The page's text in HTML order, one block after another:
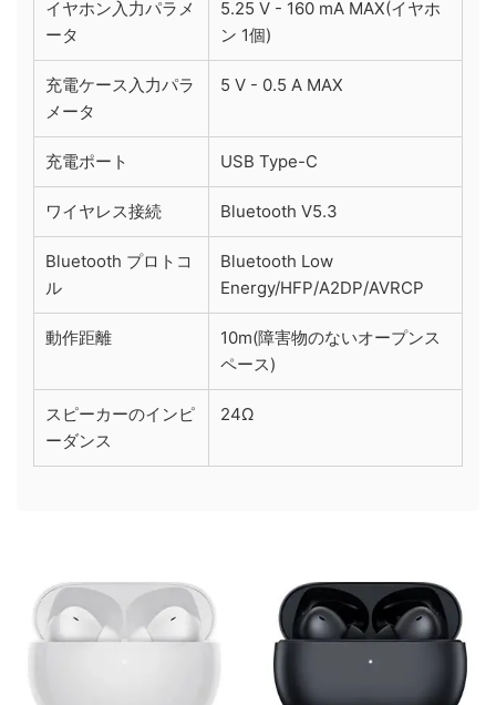
イヤホン入力パラメ
ータ
5.25 V - 160 mA MAX(イヤホ
ン 1個)
充電ケース入力パラ
メータ
5 V - 0.5 A MAX
充電ポート USB Type-C
ワイヤレス接続 Bluetooth V5.3
Bluetooth プロトコ
ル
Bluetooth Low
Energy/HFP/A2DP/AVRCP
動作距離
10m(障害物のないオープンス
ペース)
スピーカーのインピ
ーダンス
24Ω